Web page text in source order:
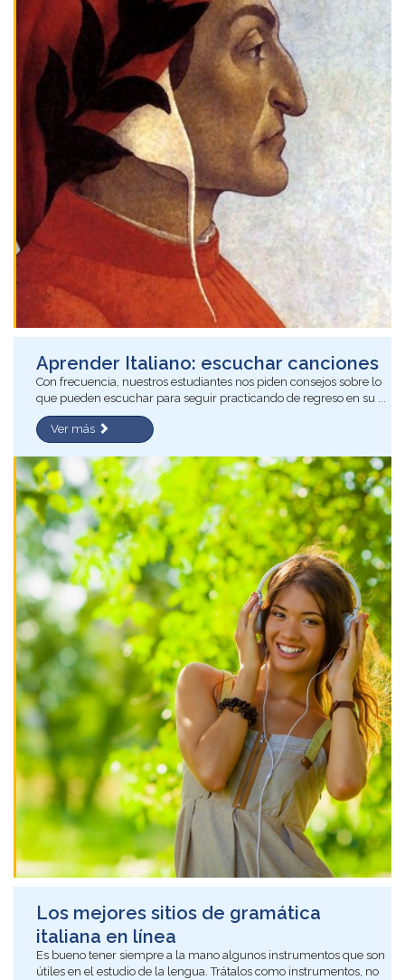
Aprender Italiano: escuchar canciones
Con frecuencia, nuestros estudiantes nos piden consejos sobre lo
que pueden escuchar para seguir practicando de regreso en su ...
Ver más
Los mejores sitios de gramática
italiana en línea
Es bueno tener siempre a la mano algunos instrumentos que son
útiles en el estudio de la lengua. Trátalos como instrumentos, no